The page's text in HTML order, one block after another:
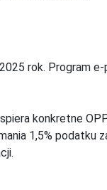
rok. Program
konkretne
1,5% podatku